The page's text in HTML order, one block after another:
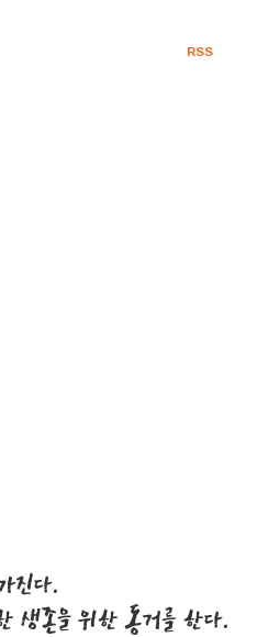
RSS
진다.
존을 위한 동거를 한다.